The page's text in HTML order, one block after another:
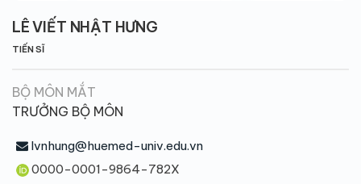
LÊ VIẾT NHẬT HƯNG
TIẾN SĨ
BỘ MÔN MẮT
TRƯỞNG BỘ MÔN
lvnhung@huemed-univ.edu.vn
0000-0001-9864-782X